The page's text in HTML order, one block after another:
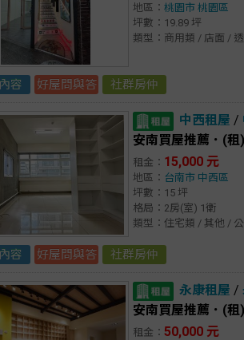
地區： 桃園市 桃園區
坪數：19.89 坪
類型：商用類 / 店面 /
容 好屋問與答 社群房仲
中西租屋 /
安南買屋推薦．(
租金： 15,000 元
地區： 台南市 中西區
坪數：15 坪
格局：2房(室) 1衛
類型：住宅類 / 其他 /
容 好屋問與答 社群房仲
永康租屋 /
安南買屋推薦．(
租金： 50,000 元